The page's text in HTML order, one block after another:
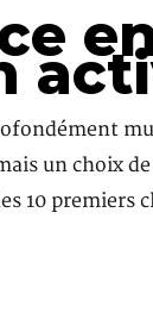
un choix
10 premiers